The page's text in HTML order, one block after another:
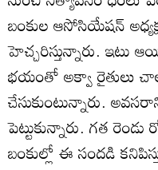
బంకుల ఆసోసియేషన్‌
హెచ్చరిస్తున్నారు. ఇటు
భయంతో అక్వా రైతులు
చేసుకుంటున్నారు.
పెట్టుకున్నారు. గత
బంకుల్లో ఈ సందడి